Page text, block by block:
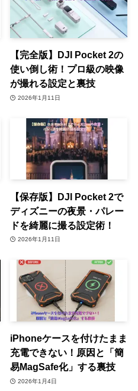
【完全版】DJI Pocket 2の
使い倒し術！プロ級の映像
が撮れる設定と裏技
2026年1月11日
【保存版】DJI Pocket 2で
ディズニーの夜景・パレー
ドを綺麗に撮る設定術！
2026年1月11日
iPhoneケースを付けたまま
充電できない！原因と「簡
易MagSafe化」する裏技
2026年1月4日